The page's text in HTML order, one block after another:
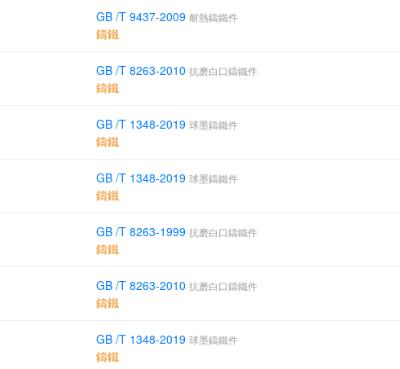
GB /T 9437-2009 耐熱鑄鐵件
鑄鐵
GB /T 8263-2010 抗磨白口鑄鐵件
鑄鐵
GB /T 1348-2019 球墨鑄鐵件
鑄鐵
GB /T 1348-2019 球墨鑄鐵件
鑄鐵
GB /T 8263-1999 抗磨白口鑄鐵件
鑄鐵
GB /T 8263-2010 抗磨白口鑄鐵件
鑄鐵
GB /T 1348-2019 球墨鑄鐵件
鑄鐵